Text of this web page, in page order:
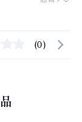
(0)